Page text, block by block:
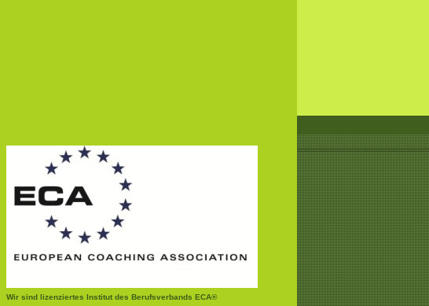
Wir sind lizenziertes Institut des Berufsverbands ECA®